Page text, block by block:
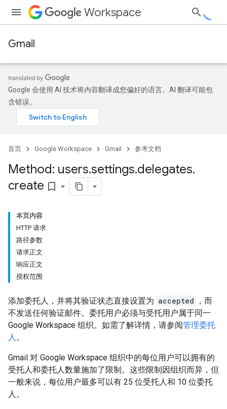
Workspace
Gmail
Google 会使用 AI 技术将内容翻译成您偏好的语言。AI 翻译可能包
含错误。
首页 Google Workspace Gmail 参考文档
Method: users.settings.delegates.
create bookmark_border
本页内容
HTTP 请求
路径参数
请求正文
响应正文
授权范围
添加委托人，并将其验证状态直接设置为 accepted
，而
不发送任何验证邮件。委托用户必须与受托用户属于同一
Google Workspace 组织。如需了解详情，请参阅管理委托
人。
Gmail 对 Google Workspace 组织中的每位用户可以拥有的
受托人和委托人数量施加了限制。这些限制因组织而异，但
一般来说，每位用户最多可以有 25 位受托人和 10 位委托
人。